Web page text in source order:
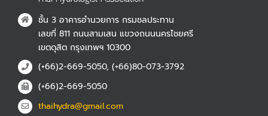
ชั้น 3 อาคารอำนวยการ กรมชลประทาน
เลขที่ 811 ถนนสามเสน แขวงถนนนครไชยศรี
เขตดุสิต กรุงเทพฯ 10300
(+66)2-669-5050, (+66)80-073-3792
(+66)2-669-5050
thaihydra@gmail.com